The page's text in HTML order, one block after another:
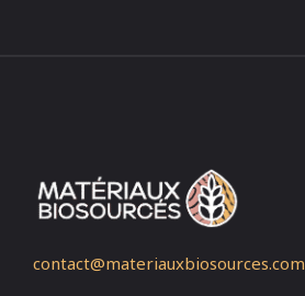
contact@materiauxbiosources.com